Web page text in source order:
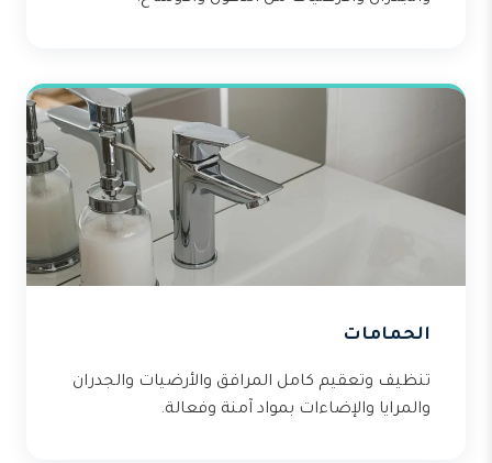
الحمامات
تنظيف وتعقيم كامل المرافق والأرضيات والجدران
والمرايا والإضاءات بمواد آمنة وفعالة.